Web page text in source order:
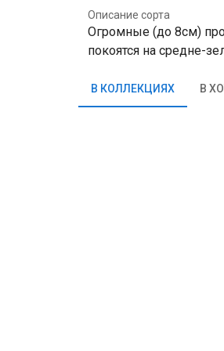
Описание сорта
Огромные (до 8см)
покоятся на средне-
В КОЛЛЕКЦИЯХ В